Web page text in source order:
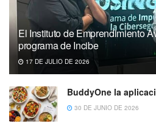
El Instituto de Emprendimiento
programa de Incibe
17 DE JULIO DE 2026
BuddyOne la
30 DE JUNIO DE 2026